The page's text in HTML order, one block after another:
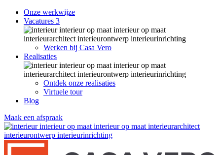
Onze werkwijze
Vacatures 3
Werken bij Casa Vero
Realisaties
Ontdek onze realisaties
Virtuele tour
Blog
Maak een afspraak